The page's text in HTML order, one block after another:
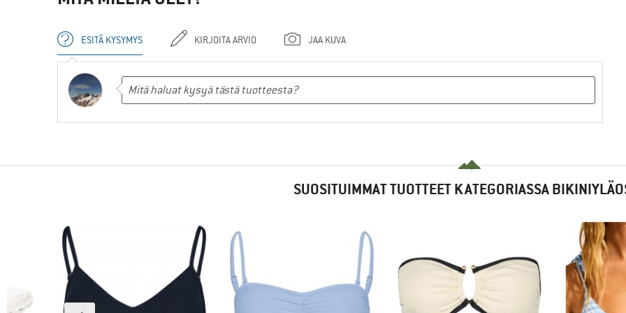
ESITÄ KYSYMYS KIRJOITA ARVIO JAA KUVA
SUOSITUIMMAT TUOTTEET KATEGORIASSA